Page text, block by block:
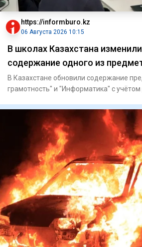
https://informburo.kz
06 Августа 2026 10:15
В школах Казахстана
содержание одного из
В Казахстане обновили содержание
грамотность" и "Информатика" с учётом